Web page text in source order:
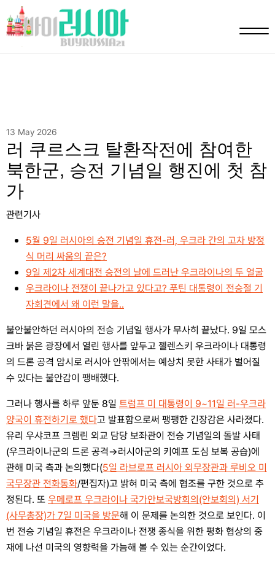
13 May 2026
러 쿠르스크 탈환작전에 참여한
북한군, 승전 기념일 행진에 첫 참
가
관련기사
5월 9일 러시아의 승전 기념일 휴전-러, 우크라 간의 고차 방정
식 머리 싸움의 끝은?
9일 제2차 세계대전 승전의 날에 드러난 우크라이나의 두 얼굴
우크라이나 전쟁이 끝나가고 있다고? 푸틴 대통령이 전승절 기
자회견에서 왜 이런 말을..
불안불안하던 러시아의 전승 기념일 행사가 무사히 끝났다. 9일 모스
크바 붉은 광장에서 열린 행사를 앞두고 젤렌스키 우크라이나 대통령
의 드론 공격 암시로 러시아 안팎에서는 예상치 못한 사태가 벌어질
수 있다는 불안감이 팽배했다.
그러나 행사를 하루 앞둔 8일 트럼프 미 대통령이 9~11일 러-우크라
양국이 휴전하기로 했다고 발표함으로써 팽팽한 긴장감은 사라졌다.
유리 우샤코프 크렘린 외교 담당 보좌관이 전승 기념일의 돌발 사태
(우크라이나군의 드론 공격→러시아군의 키예프 도심 보복 공습)에
관해 미국 측과 논의했다(5일 라브로프 러시아 외무장관과 루비오 미
국무장관 전화통화/편집자)고 밝혀 미국 측에 협조를 구한 것으로 추
정된다. 또우메로프 우크라이나 국가안보국방회의(안보회의) 서기
(사무총장)가 7일 미국을 방문해 이 문제를 논의한 것으로 보인다. 이
번 전승 기념일 휴전은 우크라이나 전쟁 종식을 위한 평화 협상의 중
재에 나선 미국의 영향력을 가늠해 볼 수 있는 순간이었다.